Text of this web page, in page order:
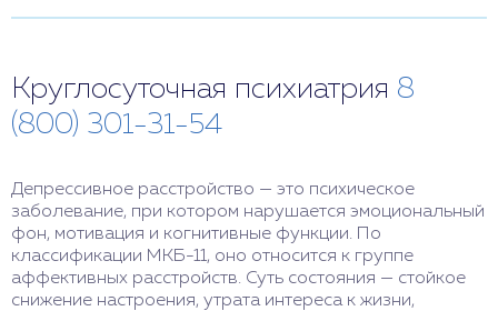
Круглосуточная психиатрия 8
(800) 301-31-54
Депрессивное расстройство — это психическое
заболевание, при котором нарушается эмоциональный
фон, мотивация и когнитивные функции. По
классификации МКБ-11, оно относится к группе
аффективных расстройств. Суть состояния — стойкое
снижение настроения, утрата интереса к жизни,